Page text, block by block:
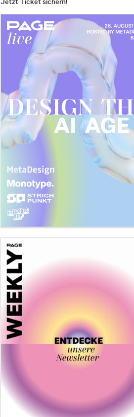
Jetzt Ticket sichern!